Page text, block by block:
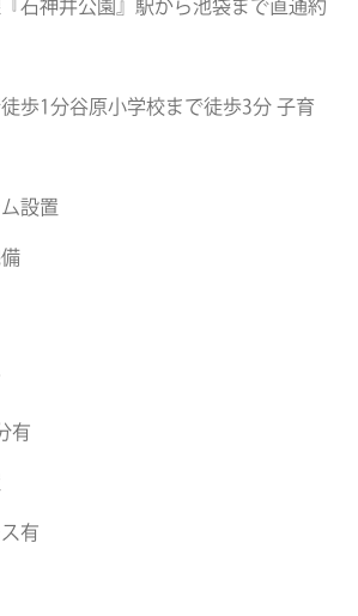
石神井公園』駅から池袋まで直通約
歩1分谷原小学校まで徒歩3分 子育
設置
有
有